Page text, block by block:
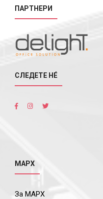
ПАРТНЕРИ
СЛЕДЕТЕ НÉ
МАРХ
За МАРХ